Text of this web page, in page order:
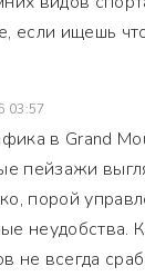
если ищешь
03:57
в Grand
пейзажи
порой
неудобства.
не всегда